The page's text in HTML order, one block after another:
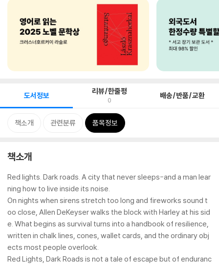
도서정보 리뷰/한줄평
0 배송/반품/교환
책소개 관련분류 품목정보
책소개
Red lights. Dark roads. A city that never sleeps-and a man lear
ning how to live inside its noise.
On nights when sirens stretch too long and fireworks sound t
oo close, Allen DeKeyser walks the block with Harley at his sid
e. What begins as survival turns into a handbook of resilience,
written in chalk lines, cones, wallet cards, and the ordinary obj
ects most people overlook.
Red Lights, Dark Roads is not a tale of escape but of enduranc